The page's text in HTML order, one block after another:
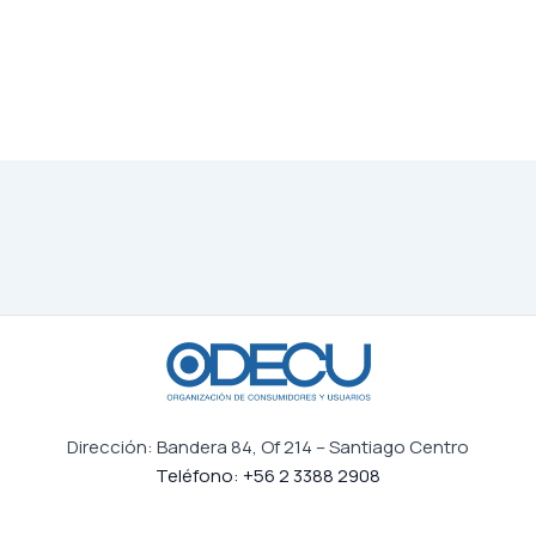
Dirección: Bandera 84, Of 214 – Santiago Centro
Teléfono: +56 2 3388 2908